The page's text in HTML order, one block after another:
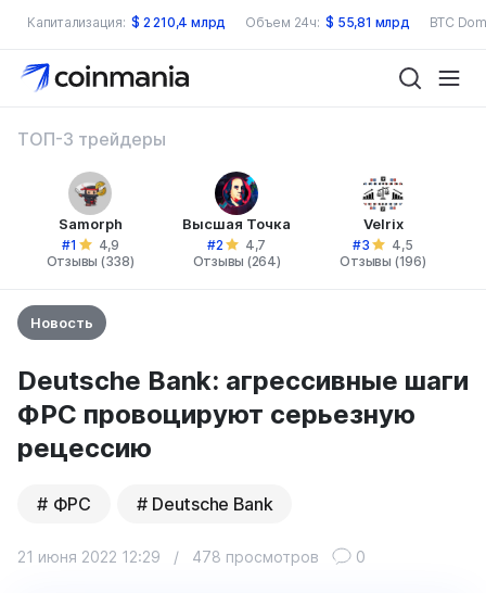
Капитализация: $ 2 210,4 млрд Объем 24ч: $ 55,81 млрд BTC
ТОП-3 трейдеры
Samorph
#1
4,9
Отзывы (338)
Высшая Точка
#2
4,7
Отзывы (264)
Velrix
#3
4,5
Отзывы (196)
Новость
Deutsche Bank: агрессивные шаги
ФРС провоцируют серьезную
рецессию
ФРС Deutsche Bank
21 июня 2022 12:29 / 478 просмотров 0